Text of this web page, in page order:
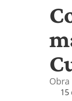
15